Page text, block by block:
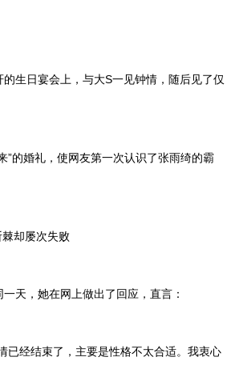
生日宴会上，与大S一见钟情，随后见了仅
”的婚礼，使网友第一次认识了张雨绮的霸
却屡次失败
天，她在网上做出了回应，直言：
已经结束了，主要是性格不太合适。我衷心